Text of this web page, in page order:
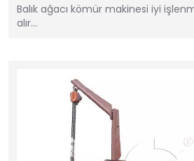
Balık ağacı kömür makinesi iyi
alır…